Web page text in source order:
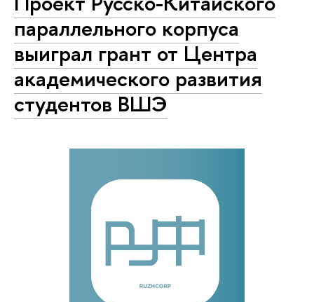
параллельного корпуса
выиграл грант от Центра
академического развития
студентов ВШЭ